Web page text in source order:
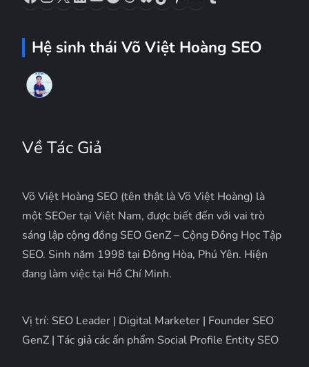
Hệ sinh thái Võ Việt Hoàng SEO
Về Tác Giả
Võ Việt Hoàng SEO (tên thật là Võ Việt Hoàng) là
một SEOer tại Việt Nam, được biết đến với vai trò
sáng lập cộng đồng SEO GenZ – Cộng Đồng Học Tập
SEO. Sinh năm 1998 tại Đông Hòa, Phú Yên. Hiện
đang làm việc tại Hồ Chí Minh.
Vị trí: SEO Leader | Digital Marketer | Founder SEO
GenZ | Tác giả các ấn phẩm Social Profile Entity SEO